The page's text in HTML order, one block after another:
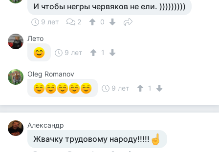
И чтобы негры червяков не ели. )))))))))
9 лет 2
0
Лето
9 лет
1
Oleg Romanov
9 лет
1
Александр
Жвачку трудовому народу!!!!!